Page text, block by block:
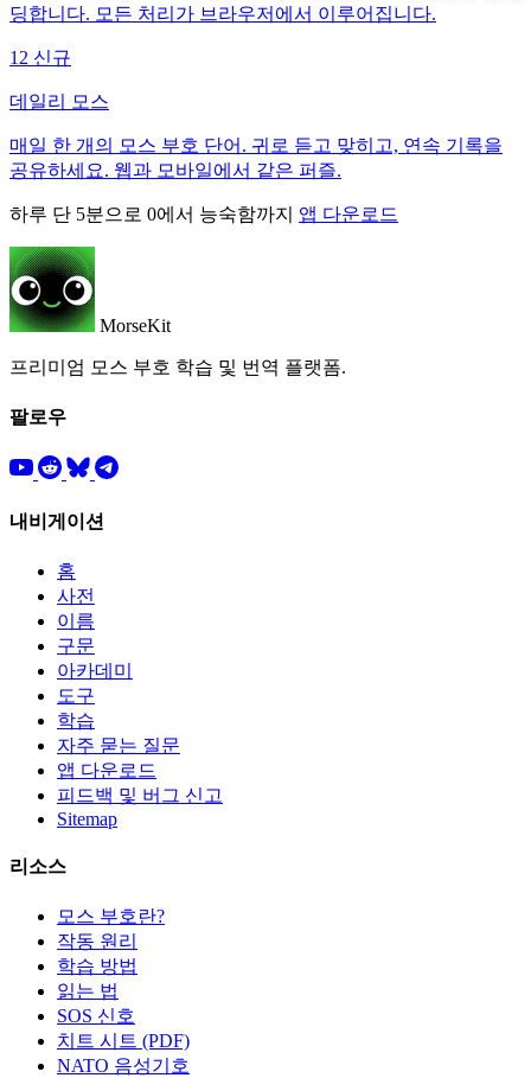
딩합니다. 모든 처리가 브라우저에서 이루어집니다.
12 신규
데일리 모스
매일 한 개의 모스 부호 단어. 귀로 듣고 맞히고, 연속 기록을
공유하세요. 웹과 모바일에서 같은 퍼즐.
하루 단 5분으로 0에서 능숙함까지 앱 다운로드
MorseKit
프리미엄 모스 부호 학습 및 번역 플랫폼.
팔로우
내비게이션
홈
사전
이름
구문
아카데미
도구
학습
자주 묻는 질문
앱 다운로드
피드백 및 버그 신고
Sitemap
리소스
모스 부호란?
작동 원리
학습 방법
읽는 법
SOS 신호
치트 시트 (PDF)
NATO 음성기호